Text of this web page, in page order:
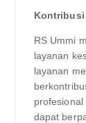
Kontribusi
RS Ummi
layanan
layanan
dapat